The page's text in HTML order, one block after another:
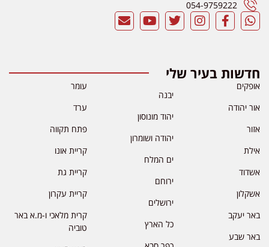
054-9759222
חדשות בעיר שלי
אופקים
אור יהודה
אזור
אילת
אשדוד
אשקלון
באר יעקב
באר שבע
יבנה
יהוד מונוסון
יהודה ושומרון
ים המלח
ירוחם
ירושלים
כל הארץ
עומר
ערד
פתח תקווה
קריית אונו
קריית גת
קריית עקרון
קרית מלאכי ו-מ.א באר
טוביה